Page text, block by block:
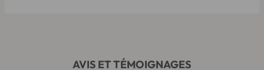
AVIS ET TÉMOIGNAGES